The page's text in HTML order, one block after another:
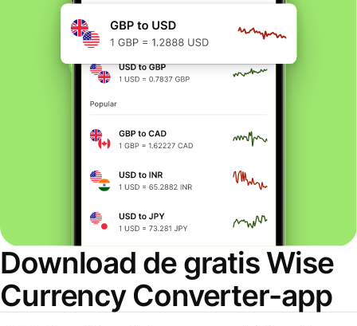
Download de gratis Wise
Currency Converter-app